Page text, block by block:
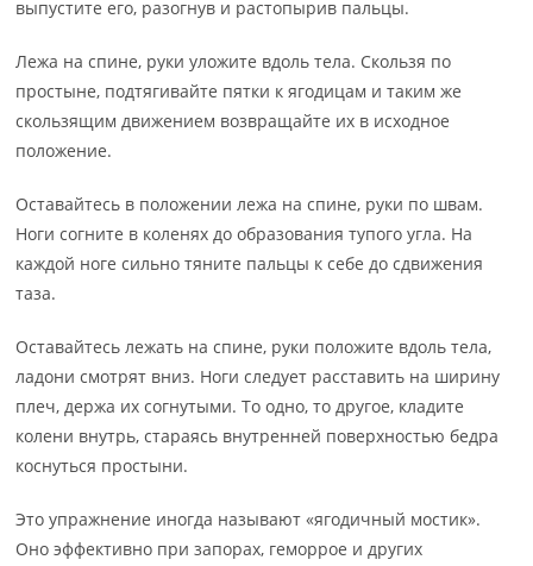
выпустите его, разогнув и растопырив пальцы.
Лежа на спине, руки уложите вдоль тела. Скользя по
простыне, подтягивайте пятки к ягодицам и таким же
скользящим движением возвращайте их в исходное
положение.
Оставайтесь в положении лежа на спине, руки по швам.
Ноги согните в коленях до образования тупого угла. На
каждой ноге сильно тяните пальцы к себе до сдвижения
таза.
Оставайтесь лежать на спине, руки положите вдоль тела,
ладони смотрят вниз. Ноги следует расставить на ширину
плеч, держа их согнутыми. То одно, то другое, кладите
колени внутрь, стараясь внутренней поверхностью бедра
коснуться простыни.
Это упражнение иногда называют «ягодичный мостик».
Оно эффективно при запорах, геморрое и других